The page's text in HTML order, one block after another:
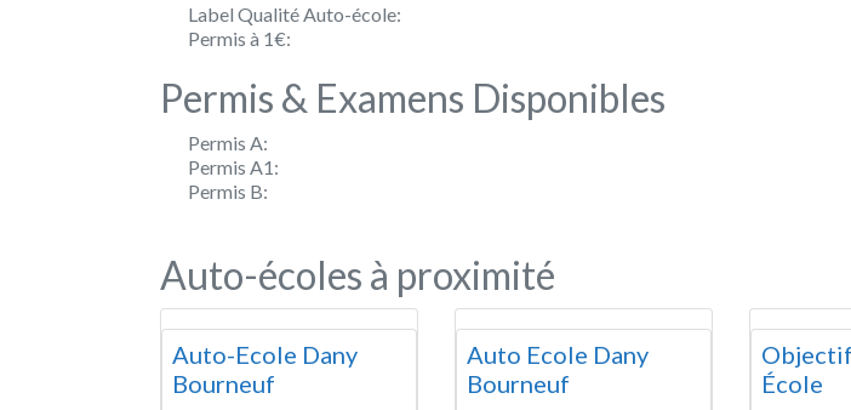
Label Qualité Auto-école:
Permis à 1€:
Permis & Examens Disponibles
Permis A:
Permis A1:
Permis B:
Auto-écoles à proximité
Auto-Ecole Dany
Bourneuf
Auto Ecole Dany
Bourneuf
École